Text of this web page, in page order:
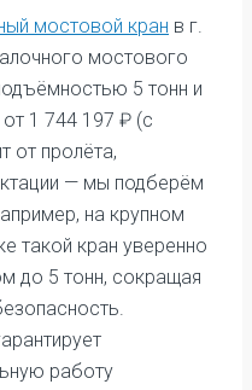
мостовой кран в г.
мостового
5 тонн и
1 744 197 ₽ (с
от пролёта,
— мы подберём
на крупном
такой кран уверенно
до 5 тонн, сокращая
работу